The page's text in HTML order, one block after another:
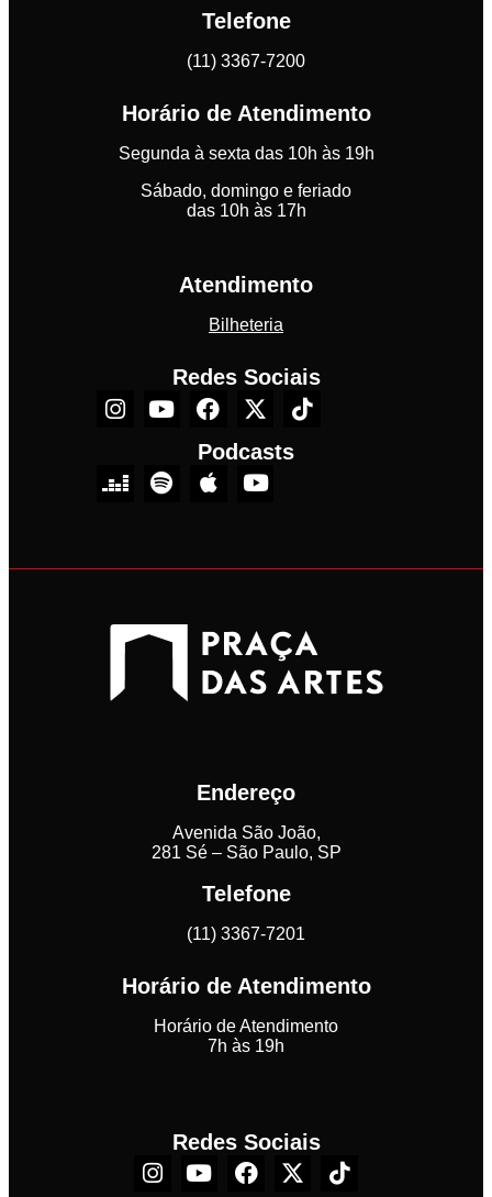
Telefone
(11) 3367-7200
Horário de Atendimento
Segunda à sexta das 10h às 19h
Sábado, domingo e feriado
das 10h às 17h
Atendimento
Bilheteria
Redes Sociais
Podcasts
Endereço
Avenida São João,
281 Sé – São Paulo, SP
Telefone
(11) 3367-7201
Horário de Atendimento
Horário de Atendimento
7h às 19h
Redes Sociais